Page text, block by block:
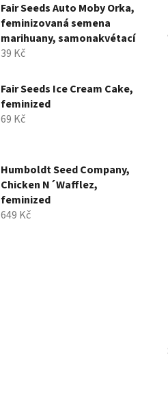
Fair Seeds Auto Moby Orka,
feminizovaná semena
marihuany, samonakvétací
39 Kč
Fair Seeds Ice Cream Cake,
feminized
69 Kč
Humboldt Seed Company,
Chicken N´Wafflez,
feminized
649 Kč